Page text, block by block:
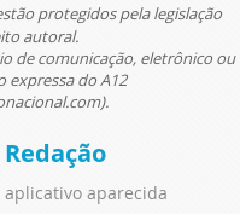
protegidos pela legislação
autoral.
de comunicação, eletrônico ou
expressa do A12
Redação
aplicativo aparecida